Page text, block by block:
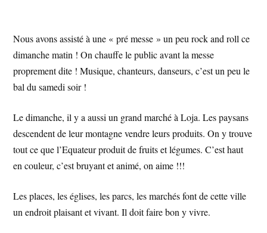
Nous avons assisté à une « pré messe » un peu rock and roll ce
dimanche matin ! On chauffe le public avant la messe
proprement dite ! Musique, chanteurs, danseurs, c’est un peu le
bal du samedi soir !
Le dimanche, il y a aussi un grand marché à Loja. Les paysans
descendent de leur montagne vendre leurs produits. On y trouve
tout ce que l’Equateur produit de fruits et légumes. C’est haut
en couleur, c’est bruyant et animé, on aime !!!
Les places, les églises, les parcs, les marchés font de cette ville
un endroit plaisant et vivant. Il doit faire bon y vivre.